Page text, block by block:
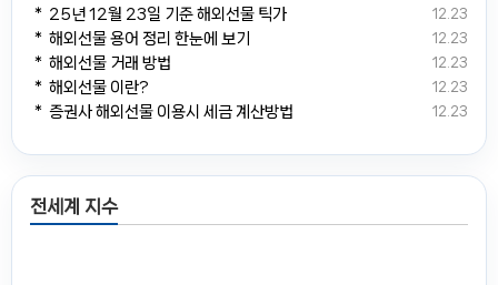
12.23
＊ 25년 12월 23일 기준 해외선물 틱가
12.23
＊ 해외선물 용어 정리 한눈에 보기
12.23
＊ 해외선물 거래 방법
12.23
＊ 해외선물 이란?
12.23
＊ 증권사 해외선물 이용시 세금 계산방법
전세계 지수